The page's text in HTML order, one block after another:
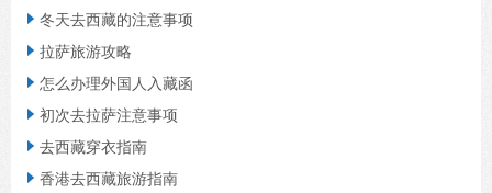
 冬天去西藏的注意事项
 拉萨旅游攻略
 怎么办理外国人入藏函
 初次去拉萨注意事项
 去西藏穿衣指南
 香港去西藏旅游指南